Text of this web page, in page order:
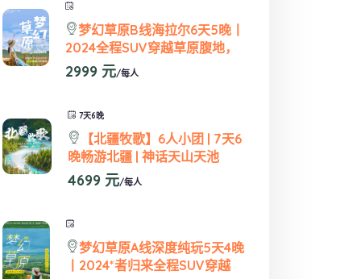
梦幻草原B线海拉尔6天5晚丨
2024全程SUV穿越草原腹地，
2999 元/每人
7天6晚
【北疆牧歌】6人小团 | 7天6
晚畅游北疆 | 神话天山天池
4699 元/每人
梦幻草原A线深度纯玩5天4晚
丨2024*者归来全程SUV穿越